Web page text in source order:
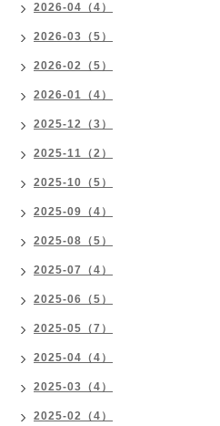
2026-04（4）
2026-03（5）
2026-02（5）
2026-01（4）
2025-12（3）
2025-11（2）
2025-10（5）
2025-09（4）
2025-08（5）
2025-07（4）
2025-06（5）
2025-05（7）
2025-04（4）
2025-03（4）
2025-02（4）